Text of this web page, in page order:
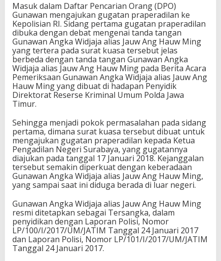
Masuk dalam Daftar Pencarian Orang (DPO)
Gunawan mengajukan gugatan praperadilan ke
Kepolisian RI. Sidang pertama gugatan praperadilan
dibuka dengan debat mengenai tanda tangan
Gunawan Angka Widjaja alias Jauw Ang Hauw Ming
yang tertera pada surat kuasa tersebut jelas
berbeda dengan tanda tangan Gunawan Angka
Widjaja alias Jauw Ang Hauw Ming pada Berita Acara
Pemeriksaan Gunawan Angka Widjaja alias Jauw Ang
Hauw Ming yang dibuat di hadapan Penyidik
Direktorat Reserse Kriminal Umum Polda Jawa
Timur.
Sehingga menjadi pokok permasalahan pada sidang
pertama, dimana surat kuasa tersebut dibuat untuk
mengajukan gugatan praperadilan kepada Ketua
Pengadilan Negeri Surabaya, yang gugatannya
diajukan pada tanggal 17 Januari 2018. Kejanggalan
tersebut semakin diperkuat dengan keberadaan
Gunawan Angka Widjaja alias Jauw Ang Hauw Ming,
yang sampai saat ini diduga berada di luar negeri.
Gunawan Angka Widjaja alias Jauw Ang Hauw Ming
resmi ditetapkan sebagai Tersangka, dalam
penyidikan dengan Laporan Polisi, Nomor
LP/100/I/2017/UM/JATIM Tanggal 24 Januari 2017
dan Laporan Polisi, Nomor LP/101/I/2017/UM/JATIM
Tanggal 24 Januari 2017.